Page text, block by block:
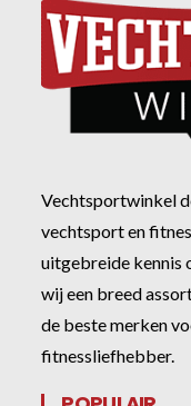
Vechtsportwinkel
vechtsport en
uitgebreide kennis
wij een breed
de beste merken
fitnessliefhebber.